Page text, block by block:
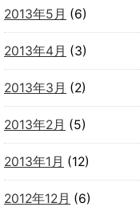
2013年5月 (6)
2013年4月 (3)
2013年3月 (2)
2013年2月 (5)
2013年1月 (12)
2012年12月 (6)